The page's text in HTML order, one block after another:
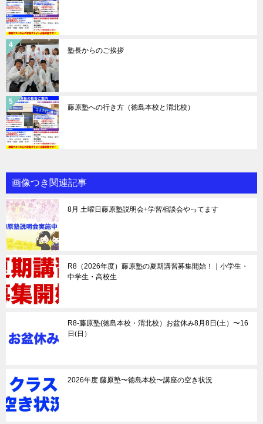
塾長からのご挨拶
藤原塾への行き方（徳島本校と渭北校）
画像つき関連記事
8月 土曜日藤原塾説明会+学習相談会やってます
R8（2026年度）藤原塾の夏期講習募集開始！｜小学生・
中学生・高校生
R8-藤原塾(徳島本校・渭北校）お盆休み8月8日(土）〜16
日(日）
2026年度 藤原塾〜徳島本校〜講座の空き状況